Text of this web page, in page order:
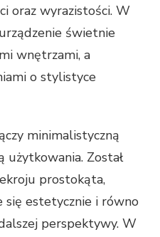
oraz wyrazistości. W
świetnie
wnętrzami, a
o stylistyce
minimalistyczną
użytkowania. Został
prostokąta,
się estetycznie i równo
perspektywy. W